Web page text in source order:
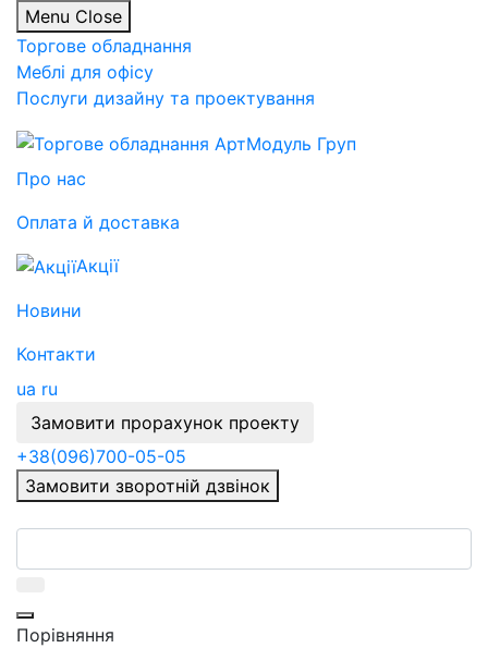
Menu Close
Торгове обладнання
Меблі для офісу
Послуги дизайну та проектування
Про нас
Оплата й доставка
Акції
Новини
Контакти
ua ru
Замовити прорахунок проекту
+38(096)700-05-05
Замовити зворотній дзвінок
Порівняння